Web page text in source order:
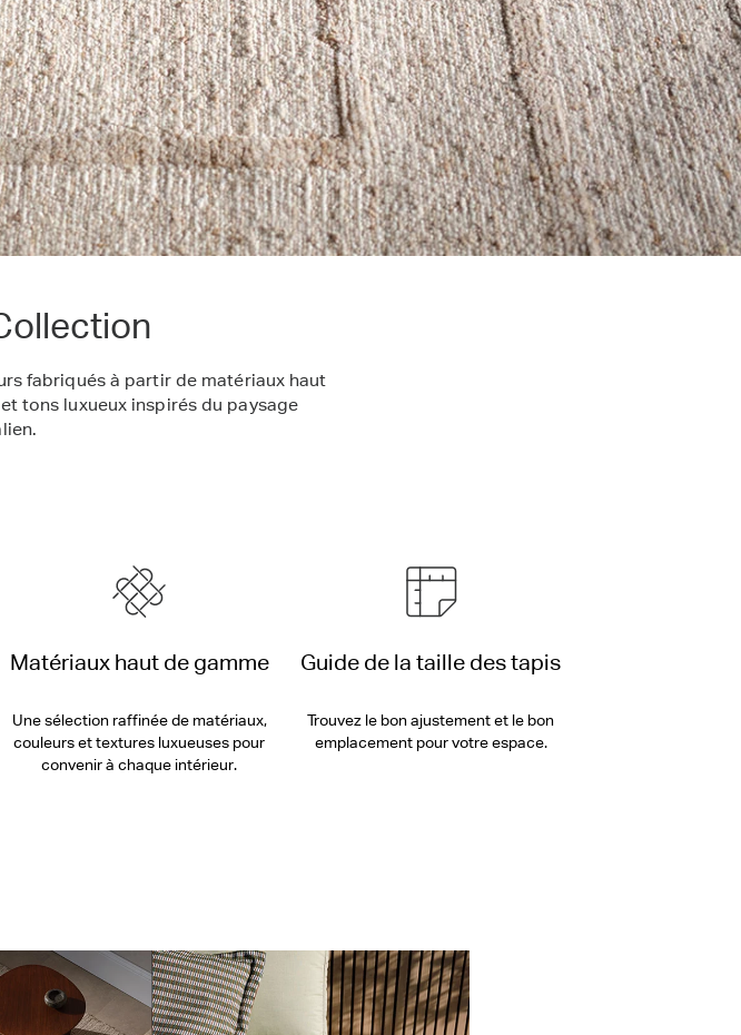
fabriqués à partir de matériaux haut
tons luxueux inspirés du paysage
Matériaux haut de gamme
Une sélection raffinée de matériaux,
couleurs et textures luxueuses pour
convenir à chaque intérieur.
Guide de la taille des tapis
Trouvez le bon ajustement et le bon
emplacement pour votre espace.